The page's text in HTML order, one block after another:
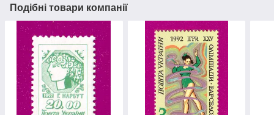
Подібні товари компанії